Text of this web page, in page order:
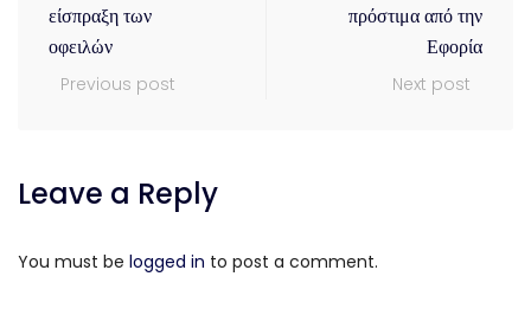
είσπραξη των
οφειλών
Previous post
πρόστιμα από την
Εφορία
Next post
Leave a Reply
You must be logged in to post a comment.